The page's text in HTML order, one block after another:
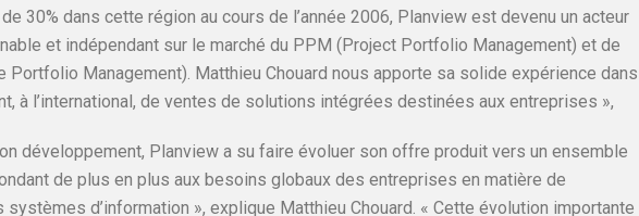
30% dans cette région au cours de l’année 2006, Planview est devenu un acteur
et indépendant sur le marché du PPM (Project Portfolio Management) et de
Portfolio Management). Matthieu Chouard nous apporte sa solide expérience dans
à l’international, de ventes de solutions intégrées destinées aux entreprises »,
développement, Planview a su faire évoluer son offre produit vers un ensemble
de plus en plus aux besoins globaux des entreprises en matière de
systèmes d’information », explique Matthieu Chouard. « Cette évolution importante